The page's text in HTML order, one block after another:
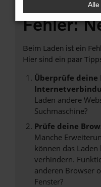
Fehler:
Beim Laden ist ein
Hier sind ein paar
Überprüfe deine
Laden andere
Suchmaschine?
Prüfe deine
Manche
können das
verhindern.
anderen Browser
Fenster?